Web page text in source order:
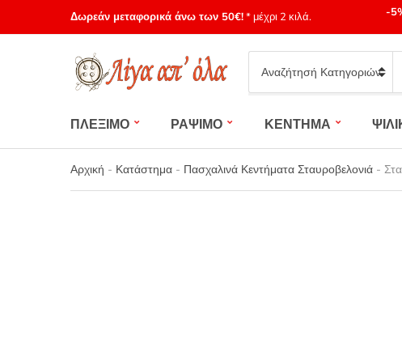
Δωρεάν μεταφορικά άνω των 50€!* μέχρι 2 κιλά. -
Category
name
a
c
h
p
ΠΛΕΞΙΜΟ ΡΑΨΙΜΟ ΚΕΝΤΗΜΑ
Αρχική - Κατάστημα - Πασχαλινά Κεντήματα Σταυροβελονιά -